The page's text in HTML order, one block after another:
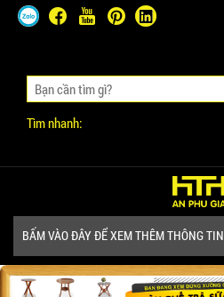
Tìm nhanh:
BẤM VÀO ĐÂY ĐỂ XEM THÊM THÔNG TIN